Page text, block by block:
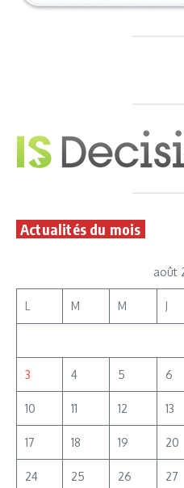
Actualités du mois
août
L M M J
3 4 5 6
10 11 12 13
17 18 19 20
24 25 26 27